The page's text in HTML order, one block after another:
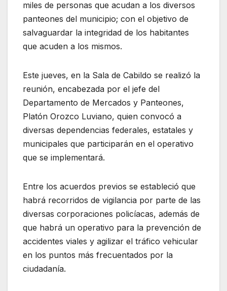
miles de personas que acudan a los diversos
panteones del municipio; con el objetivo de
salvaguardar la integridad de los habitantes
que acuden a los mismos.
Este jueves, en la Sala de Cabildo se realizó la
reunión, encabezada por el jefe del
Departamento de Mercados y Panteones,
Platón Orozco Luviano, quien convocó a
diversas dependencias federales, estatales y
municipales que participarán en el operativo
que se implementará.
Entre los acuerdos previos se estableció que
habrá recorridos de vigilancia por parte de las
diversas corporaciones policíacas, además de
que habrá un operativo para la prevención de
accidentes viales y agilizar el tráfico vehicular
en los puntos más frecuentados por la
ciudadanía.